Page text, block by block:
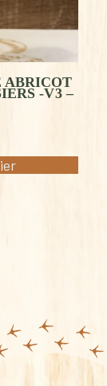
ABRICOT
-V3 –